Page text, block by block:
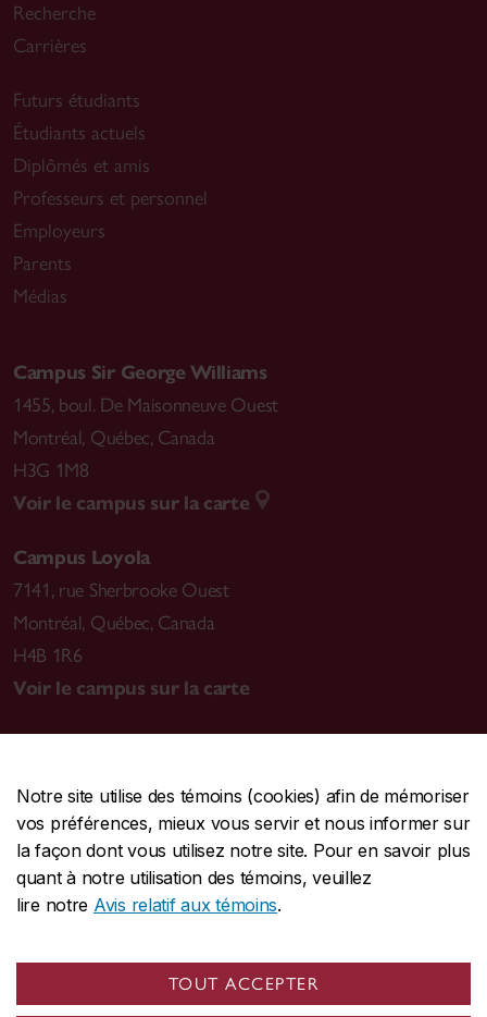
Notre site utilise des témoins (cookies) afin de mémoriser
vos préférences, mieux vous servir et nous informer sur
la façon dont vous utilisez notre site. Pour en savoir plus
quant à notre utilisation des témoins, veuillez
lire notre Avis relatif aux témoins.
TOUT ACCEPTER
Recherche
Carrières
Futurs étudiants
Étudiants actuels
Diplômés et amis
Professeurs et personnel
Employeurs
Parents
Médias
Campus Sir George Williams
1455, boul. De Maisonneuve Ouest
Montréal, Québec, Canada
H3G 1M8
Voir le campus sur la carte
Campus Loyola
7141, rue Sherbrooke Ouest
Montréal, Québec, Canada
H4B 1R6
Voir le campus sur la carte
CENTRALE514-848-2424
URGENCE514-848-3717
Protection et prévention | Accessibilité | Confidentialité
Conditions d'utilisation | Gérer les témoins
© Université Concordia. Montréal, QC, Canada